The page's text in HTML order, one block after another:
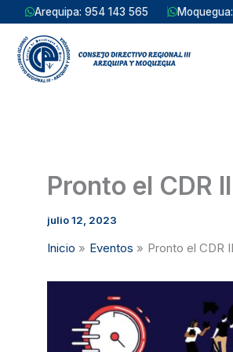
al
contenido
Arequipa: 954 143 565
Pronto el CDR
julio 12, 2023
Inicio Eventos Pronto el CDR